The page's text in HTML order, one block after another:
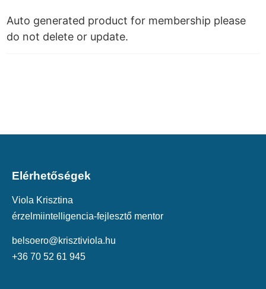
Auto generated product for membership please
do not delete or update.
Elérhetőségek
Viola Krisztina
érzelmiintelligencia-fejlesztő mentor
belsoero@krisztiviola.hu
+36 70 52 61 945